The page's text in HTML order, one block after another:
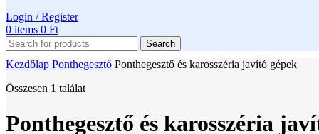
Login / Register
0 items 0 Ft
Search
Kezdőlap Ponthegesztő Ponthegesztő és karosszéria javító gépek
Összesen 1 találat
Ponthegesztő és karosszéria